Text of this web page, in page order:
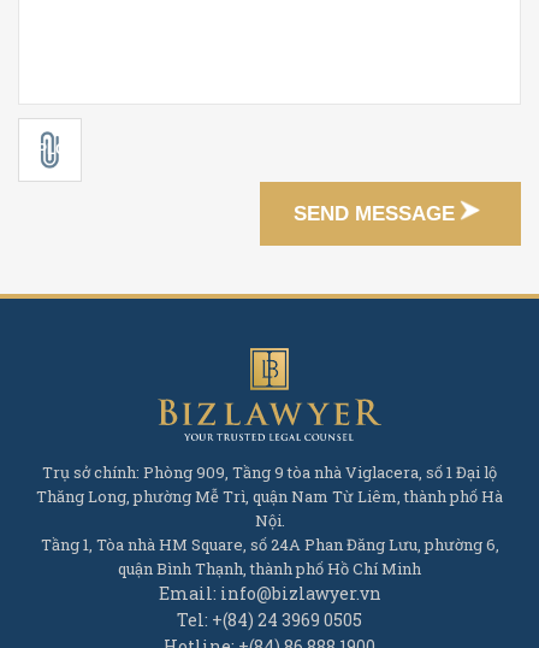
SEND MESSAGE
Trụ sở chính: Phòng 909, Tầng 9 tòa nhà Viglacera, số 1 Đại lộ
Thăng Long, phường Mễ Trì, quận Nam Từ Liêm, thành phố Hà
Nội.
Tầng 1, Tòa nhà HM Square, số 24A Phan Đăng Lưu, phường 6,
quận Bình Thạnh, thành phố Hồ Chí Minh
Email: info@bizlawyer.vn
Tel: +(84) 24 3969 0505